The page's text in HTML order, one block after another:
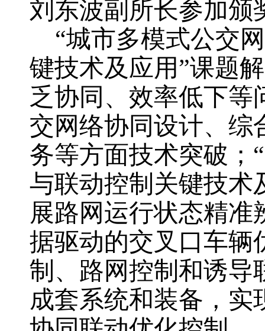
刘东波副所长参加颁
“城市多模式公交
键技术及应用”课题
乏协同、效率低下等
交网络协同设计、综
务等方面技术突破；
与联动控制关键技术
展路网运行状态精
据驱动的交叉口车辆
制、路网控制和诱导
成套系统和装备，实